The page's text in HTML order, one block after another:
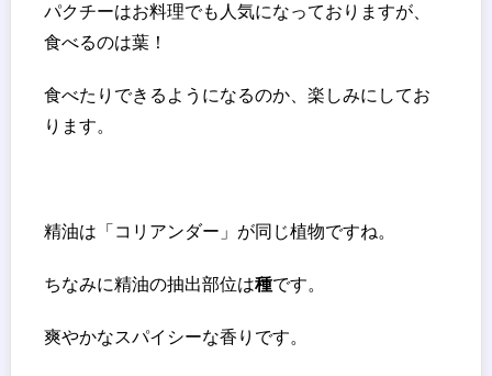
パクチーはお料理でも人気になっておりますが、
食べるのは葉！
食べたりできるようになるのか、楽しみにしてお
ります。
精油は「コリアンダー」が同じ植物ですね。
ちなみに精油の抽出部位は種です。
爽やかなスパイシーな香りです。